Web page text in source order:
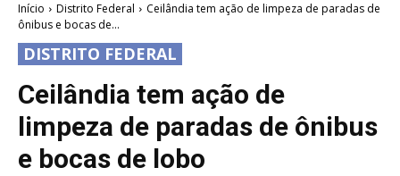
Início Distrito Federal
Ceilândia tem ação de limpeza de paradas de
ônibus e bocas de...
DISTRITO FEDERAL
Ceilândia tem ação de
limpeza de paradas de ônibus
e bocas de lobo